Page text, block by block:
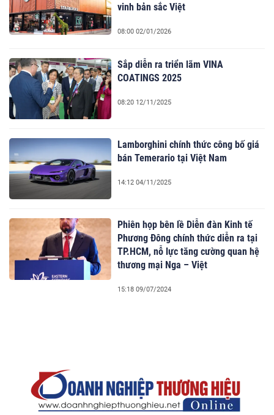
vinh bản sắc Việt
08:00 02/01/2026
Sắp diễn ra triển lãm VINA
COATINGS 2025
08:20 12/11/2025
Lamborghini chính thức công bố giá
bán Temerario tại Việt Nam
14:12 04/11/2025
Phiên họp bên lề Diễn đàn Kinh tế
Phương Đông chính thức diễn ra tại
TP.HCM, nỗ lực tăng cường quan hệ
thương mại Nga – Việt
15:18 09/07/2024